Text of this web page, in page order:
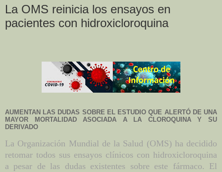
La OMS reinicia los ensayos en
pacientes con hidroxicloroquina
AUMENTAN LAS DUDAS SOBRE EL ESTUDIO QUE ALERTÓ DE UNA
MAYOR MORTALIDAD ASOCIADA A LA CLOROQUINA Y SU
DERIVADO
La Organización Mundial de la Salud (OMS) ha decidido
retomar todos sus ensayos clínicos con hidroxicloroquina
a pesar de las dudas existentes sobre este fármaco. El